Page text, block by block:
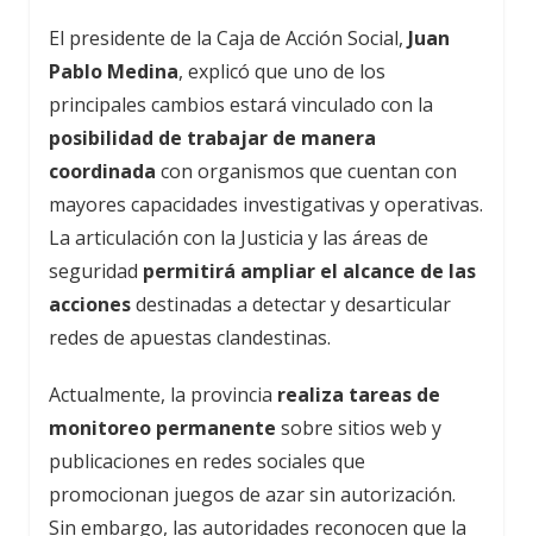
El presidente de la Caja de Acción Social, Juan
Pablo Medina, explicó que uno de los
principales cambios estará vinculado con la
posibilidad de trabajar de manera
coordinada con organismos que cuentan con
mayores capacidades investigativas y operativas.
La articulación con la Justicia y las áreas de
seguridad permitirá ampliar el alcance de las
accionesdestinadas a detectar y desarticular
redes de apuestas clandestinas.
Actualmente, la provincia realiza tareas de
monitoreo permanente sobre sitios web y
publicaciones en redes sociales que
promocionan juegos de azar sin autorización.
Sin embargo, las autoridades reconocen que la